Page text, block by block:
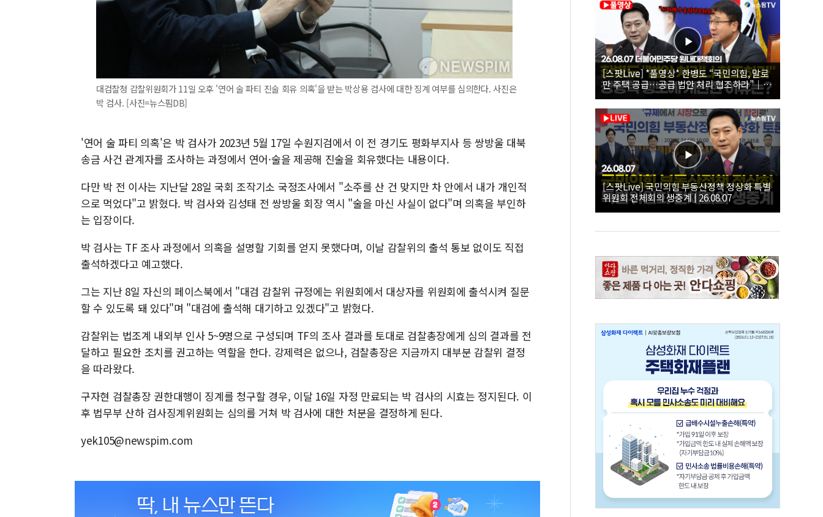
대검찰청 감찰위원회가 11일 오후 '연어 술 파티 진술 회유 의혹'을 받는 박상용 검사에 대한 징계 여부를 심의한다. 사진은
박 검사. [사진=뉴스핌DB]
'연어 술 파티 의혹'은 박 검사가 2023년 5월 17일 수원지검에서 이 전 경기도 평화부지사 등 쌍방울 대북
송금 사건 관계자를 조사하는 과정에서 연어·술을 제공해 진술을 회유했다는 내용이다.
다만 박 전 이사는 지난달 28일 국회 조작기소 국정조사에서 "소주를 산 건 맞지만 차 안에서 내가 개인적
으로 먹었다"고 밝혔다. 박 검사와 김성태 전 쌍방울 회장 역시 "술을 마신 사실이 없다"며 의혹을 부인하
는 입장이다.
박 검사는 TF 조사 과정에서 의혹을 설명할 기회를 얻지 못했다며, 이날 감찰위의 출석 통보 없이도 직접
출석하겠다고 예고했다.
그는 지난 8일 자신의 페이스북에서 "대검 감찰위 규정에는 위원회에서 대상자를 위원회에 출석시켜 질문
할 수 있도록 돼 있다"며 "대검에 출석해 대기하고 있겠다"고 밝혔다.
감찰위는 법조계 내외부 인사 5~9명으로 구성되며 TF의 조사 결과를 토대로 검찰총장에게 심의 결과를 전
달하고 필요한 조치를 권고하는 역할을 한다. 강제력은 없으나, 검찰총장은 지금까지 대부분 감찰위 결정
을 따라왔다.
구자현 검찰총장 권한대행이 징계를 청구할 경우, 이달 16일 자정 만료되는 박 검사의 시효는 정지된다. 이
후 법무부 산하 검사징계위원회는 심의를 거쳐 박 검사에 대한 처분을 결정하게 된다.
yek105@newspim.com
[스팟Live] *풀영상* 한병도 “국민의힘, 말로
만 주택 공급…공급 법안 처리 협조하라”｜
26.08.07 더불어민주당 원내대책회의
[스팟Live] 국민의힘 부동산정책 정상화 특별
위원회 전체회의 생중계 | 26.08.07